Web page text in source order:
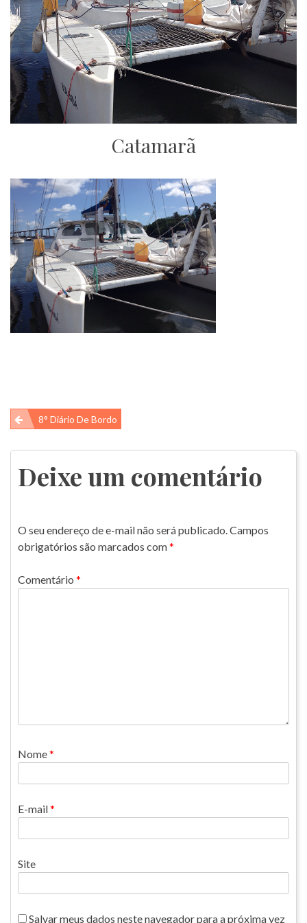
Catamarã
Navegação
de
Post
8° Diário De Bordo
Deixe um comentário
O seu endereço de e-mail não será publicado.Campos
obrigatórios são marcados com*
Comentário *
Nome*
E-mail*
Site
Salvar meus dados neste navegador para a próxima vez